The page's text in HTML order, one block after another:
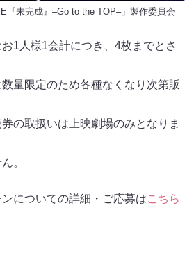
『未完成』–Go to the TOP–」製作委員会
1⼈様1会計につき、4枚までとさ
量限定のため各種なくなり次第販
の取扱いは上映劇場のみとなりま
。
についての詳細・ご応募はこちら